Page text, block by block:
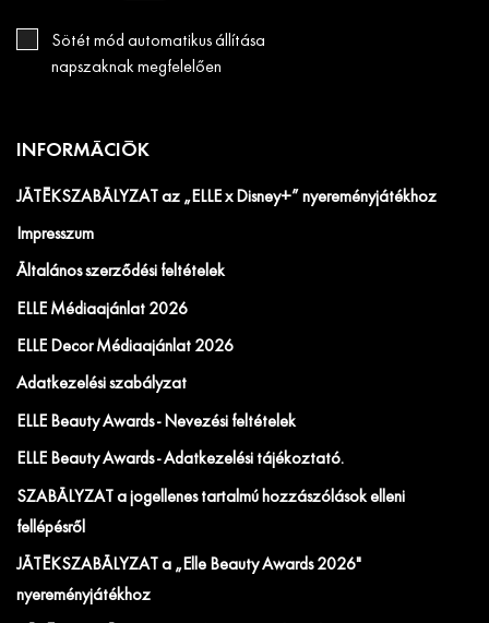
Sötét mód automatikus állítása
napszaknak megfelelően
INFORMÁCIÓK
JÁTÉKSZABÁLYZAT az „ELLE x Disney+” nyereményjátékhoz
Impresszum
Általános szerződési feltételek
ELLE Médiaajánlat 2026
ELLE Decor Médiaajánlat 2026
Adatkezelési szabályzat
ELLE Beauty Awards - Nevezési feltételek
ELLE Beauty Awards - Adatkezelési tájékoztató.
SZABÁLYZAT a jogellenes tartalmú hozzászólások elleni
fellépésről
JÁTÉKSZABÁLYZAT a „Elle Beauty Awards 2026"
nyereményjátékhoz